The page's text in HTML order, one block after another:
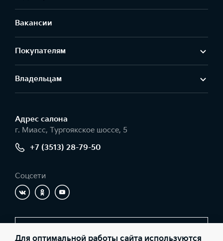
Вакансии
Покупателям
Владельцам
Адрес салонa
г. Миасс, Тургоякское шоссе, 5
+7 (3513) 28-79-50
Соцсети
Для оптимальной работы сайта используются